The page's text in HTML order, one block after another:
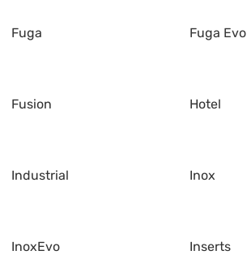
Fuga Fuga Evo
Fusion Hotel
Industrial Inox
InoxEvo Inserts